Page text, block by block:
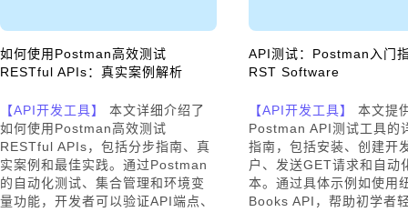
如何使用Postman高效测试
RESTful APIs：真实案例解析
【API开发工具】
本文详细介绍了
如何使用Postman高效测试
RESTful APIs，包括分步指南、真
实案例和最佳实践。通过Postman
的自动化测试、集合管理和环境变
量功能，开发者可以验证API端点、
API测试：Postman入门
RST Software
【API开发工具】
本文提
Postman API测试工具的
指南，包括安装、创建开
户、发送GET请求和自动
本。通过具体示例如使用
Books API，帮助初学者